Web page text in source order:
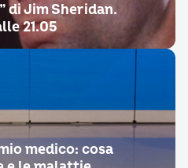
di Jim Sheridan.
21.05
medico: cosa